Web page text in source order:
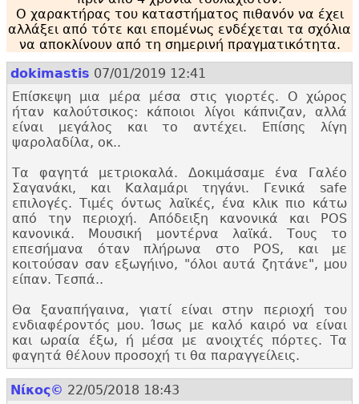
Ο χαρακτήρας του καταστήματος πιθανόν να έχει
αλλάξει από τότε και επομένως ενδέχεται τα σχόλια
να αποκλίνουν από τη σημερινή πραγματικότητα.
dokimastis 07/01/2019 12:41
Επίσκεψη μια μέρα μέσα στις γιορτές. Ο χώρος
ήταν καλούτσικος: κάποιοι λίγοι κάπνιζαν, αλλά
είναι μεγάλος και το αντέχει. Επίσης λίγη
ψαρολαδίλα, οκ..
Τα φαγητά μετριοκαλά. Δοκιμάσαμε ένα Γαλέο
Σαγανάκι, και Καλαμάρι τηγάνι. Γενικά safe
επιλογές. Τιμές όντως λαϊκές, ένα κλικ πιο κάτω
από την περιοχή. Απόδειξη κανονικά και POS
κανονικά. Μουσική μοντέρνα λαϊκά. Τους το
επεσήμανα όταν πλήρωνα στο POS, και με
κοιτούσαν σαν εξωγήινο, "όλοι αυτά ζητάνε", μου
είπαν. Τεσπά..
Θα ξαναπήγαινα, γιατί είναι στην περιοχή του
ενδιαφέροντός μου. Ίσως με καλό καιρό να είναι
και ωραία έξω, ή μέσα με ανοιχτές πόρτες. Τα
φαγητά θέλουν προσοχή τι θα παραγγείλεις.
Nίκος© 22/05/2018 18:43